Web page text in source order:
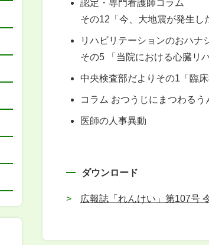
認定・専門看護師コラム
その12「今、大地震が発生し
リハビリテーションのおハナ
その5 「当院における心臓リ
中央検査部だよりその1「臨床
コラム おつうじにまつわるう
医師の人事異動
ダウンロード
広報誌「れんけい」第107号